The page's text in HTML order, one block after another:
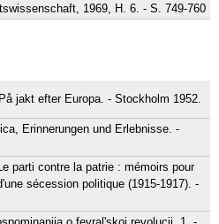
1969, H. 6. - S. 749-760
jakt efter Europa. - Stockholm 1952.
Erinnerungen und Erlebnisse. -
parti contre la patrie : mémoirs pour
sécession politique (1915-1917). -